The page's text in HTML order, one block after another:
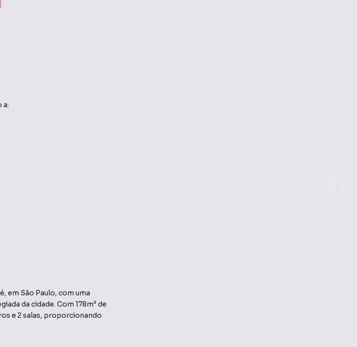
a:
em São Paulo, com uma
da cidade. Com 178m² de
e 2 salas, proporcionando